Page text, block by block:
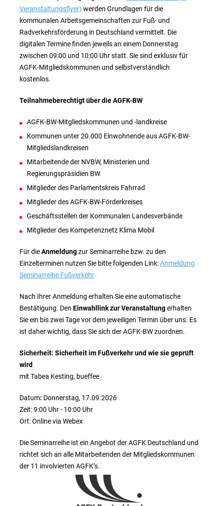
Veranstaltungsflyer) werden Grundlagen für die
kommunalen Arbeitsgemeinschaften zur Fuß- und
Radverkehrsförderung in Deutschland vermittelt. Die
digitalen Termine finden jeweils an einem Donnerstag
zwischen 09:00 und 10:00 Uhr statt. Sie sind exklusiv für
AGFK-Mitgliedskommunen und selbstverständlich
kostenlos.
Teilnahmeberechtigt über die AGFK-BW
AGFK-BW-Mitgliedskommunen und -landkreise
Kommunen unter 20.000 Einwohnende aus AGFK-BW-
Mitgliedslandkreisen
Mitarbeitende der NVBW, Ministerien und
Regierungspräsidien BW
Mitglieder des Parlamentskreis Fahrrad
Mitglieder des AGFK-BW-Förderkreises
Geschäftsstellen der Kommunalen Landesverbände
Mitglieder des Kompetenznetz Klima Mobil
Für dieAnmeldungzur Seminarreihe bzw. zu den
Einzelterminen nutzen Sie bitte folgenden Link:Anmeldung
Seminarreihe Fußverkehr
Nach Ihrer Anmeldung erhalten Sie eine automatische
Bestätigung. Den Einwahllink zur Veranstaltungerhalten
Sie ein bis zwei Tage vor dem jeweiligen Termin über uns. Es
ist daher wichtig, dass Sie sich der AGFK-BW zuordnen.
Sicherheit: Sicherheit im Fußverkehr und wie sie geprüft
wird
mit Tabea Kesting, bueffee
Datum: Donnerstag, 17.09.2026
Zeit: 9:00 Uhr - 10:00 Uhr
Ort: Online via Webex
Die Seminarreihe ist ein Angebot der AGFK Deutschland und
richtet sich an alle Mitarbeitenden der Mitgliedskommunen
der 11 involvierten AGFK’s.